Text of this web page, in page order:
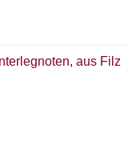
aus Filz